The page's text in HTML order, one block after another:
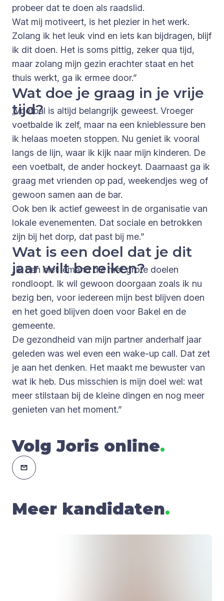
probeer dat te doen als raadslid.
Wat mij motiveert, is het plezier in het werk.
Zolang ik het leuk vind en iets kan bijdragen, blijf
ik dit doen. Het is soms pittig, zeker qua tijd,
maar zolang mijn gezin erachter staat en het
thuis werkt, ga ik ermee door.”
Wat doe je graag in je vrije
tijd?
„Voetbal is altijd belangrijk geweest. Vroeger
voetbalde ik zelf, maar na een knieblessure ben
ik helaas moeten stoppen. Nu geniet ik vooral
langs de lijn, waar ik kijk naar mijn kinderen. De
een voetbalt, de ander hockeyt. Daarnaast ga ik
graag met vrienden op pad, weekendjes weg of
gewoon samen aan de bar.
Ook ben ik actief geweest in de organisatie van
lokale evenementen. Dat sociale en betrokken
zijn bij het dorp, dat past bij me.”
Wat is een doel dat je dit
jaar wilt bereiken?
„Ik ben niet iemand die met grote doelen
rondloopt. Ik wil gewoon doorgaan zoals ik nu
bezig ben, voor iedereen mijn best blijven doen
en het goed blijven doen voor Bakel en de
gemeente.
De gezondheid van mijn partner anderhalf jaar
geleden was wel even een wake-up call. Dat zet
je aan het denken. Het maakt me bewuster van
wat ik heb. Dus misschien is mijn doel wel: wat
meer stilstaan bij de kleine dingen en nog meer
genieten van het moment.”
Volg Joris online.
Meer kandidaten.